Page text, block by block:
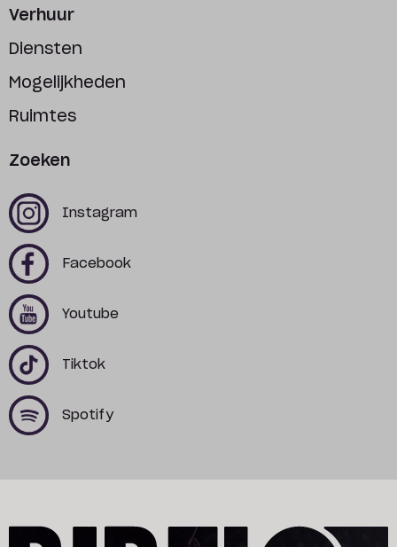
Verhuur
Diensten
Mogelijkheden
Ruimtes
Zoeken
xx
Instagram
xx
Facebook
xx
Youtube
xx
Tiktok
xx
Spotify